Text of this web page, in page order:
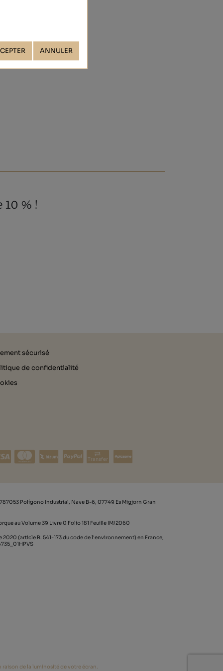
% !
sécurisé
de confidentialité
Transfer
Polígono Industrial, Nave B-6, 07749 Es Migjorn Gran
au Volume 39 Livre 0 Folio 181 Feuille IM/2060
(article R. 541-173 du code de l'environnement) en France,
raison de la luminosité de votre écran.
ANNULER